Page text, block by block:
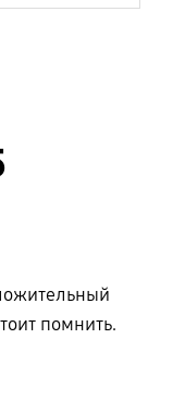
помнить.